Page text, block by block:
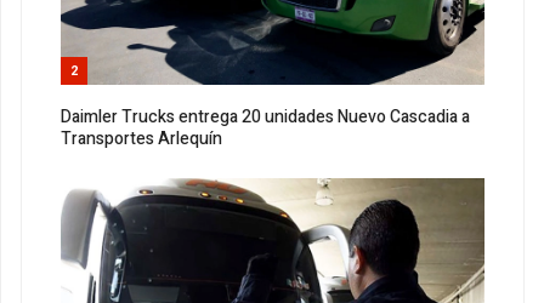
2
Daimler Trucks entrega 20 unidades Nuevo Cascadia a
Transportes Arlequín